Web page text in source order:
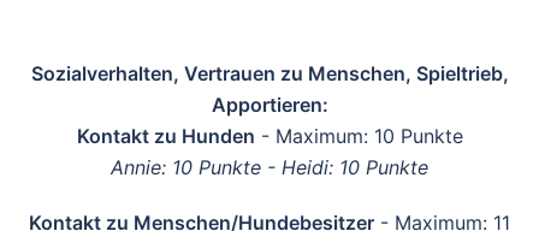
Sozialverhalten, Vertrauen zu Menschen, Spieltrieb,
Apportieren:
Kontakt zu Hunden - Maximum: 10 Punkte
Annie: 10 Punkte - Heidi: 10 Punkte
Kontakt zu Menschen/Hundebesitzer - Maximum: 11